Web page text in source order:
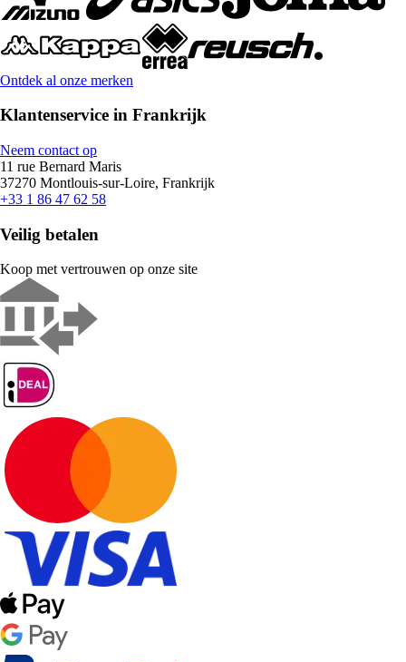
Ontdek al onze merken
Klantenservice in Frankrijk
Neem contact op
11 rue Bernard Maris
37270 Montlouis-sur-Loire, Frankrijk
+33 1 86 47 62 58
Veilig betalen
Koop met vertrouwen op onze site